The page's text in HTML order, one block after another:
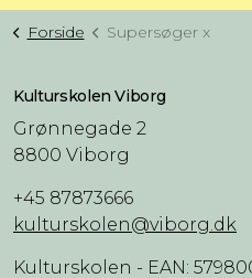
Forside Supersøger x
Kulturskolen Viborg
Grønnegade 2
8800 Viborg
+45 87873666
kulturskolen@viborg.dk
Kulturskolen - EAN: